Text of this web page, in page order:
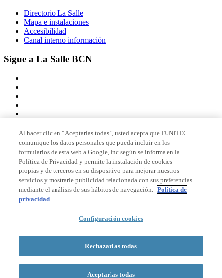
Directorio La Salle
Mapa e instalaciones
Accesibilidad
Canal interno información
Sigue a La Salle BCN
Miembro de
Acreditaciones
© 2026 La Salle Campus Barcelona - URL |
Formulario de búsqueda
Al hacer clic en “Aceptarlas todas”, usted acepta que FUNITEC
comunique los datos personales que pueda incluir en los
formularios de esta web a Google, Inc según se informa en la
Política de Privacidad y permite la instalación de cookies
propias y de terceros en su dispositivo para mejorar nuestros
servicios y mostrarle publicidad relacionada con sus preferencias
mediante el análisis de sus hábitos de navegación. Política de
privacidad
Configuración cookies
Rechazarlas todas
Aceptarlas todas